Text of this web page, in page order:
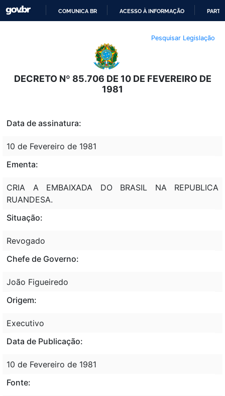
O
CONTEÚDO
COMUNICA BR ACESSO À INFORMAÇÃO
Pesquisar Legislação
DECRETO Nº 85.706 DE 10 DE FEVEREIRO DE
1981
Data de assinatura:
10 de Fevereiro de 1981
Ementa:
CRIA A EMBAIXADA DO BRASIL NA REPUBLICA
RUANDESA.
Situação:
Revogado
Chefe de Governo:
João Figueiredo
Origem:
Executivo
Data de Publicação:
10 de Fevereiro de 1981
Fonte: